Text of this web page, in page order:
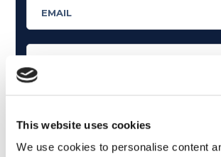
This website uses cookies
We use cookies to personalise content
Cosa ti piace leggere?